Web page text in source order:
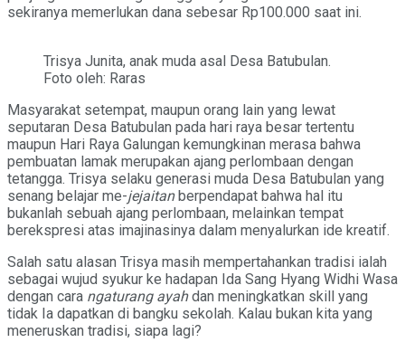
sekiranya memerlukan dana sebesar Rp100.000 saat ini.
Trisya Junita, anak muda asal Desa Batubulan.
Foto oleh: Raras
Masyarakat setempat, maupun orang lain yang lewat
seputaran Desa Batubulan pada hari raya besar tertentu
maupun Hari Raya Galungan kemungkinan merasa bahwa
pembuatan lamak merupakan ajang perlombaan dengan
tetangga. Trisya selaku generasi muda Desa Batubulan yang
senang belajar me-jejaitanberpendapat bahwa hal itu
bukanlah sebuah ajang perlombaan, melainkan tempat
berekspresi atas imajinasinya dalam menyalurkan ide kreatif.
Salah satu alasan Trisya masih mempertahankan tradisi ialah
sebagai wujud syukur ke hadapan Ida Sang Hyang Widhi Wasa
dengan cara ngaturang ayahdan meningkatkan skill yang
tidak Ia dapatkan di bangku sekolah. Kalau bukan kita yang
meneruskan tradisi, siapa lagi?